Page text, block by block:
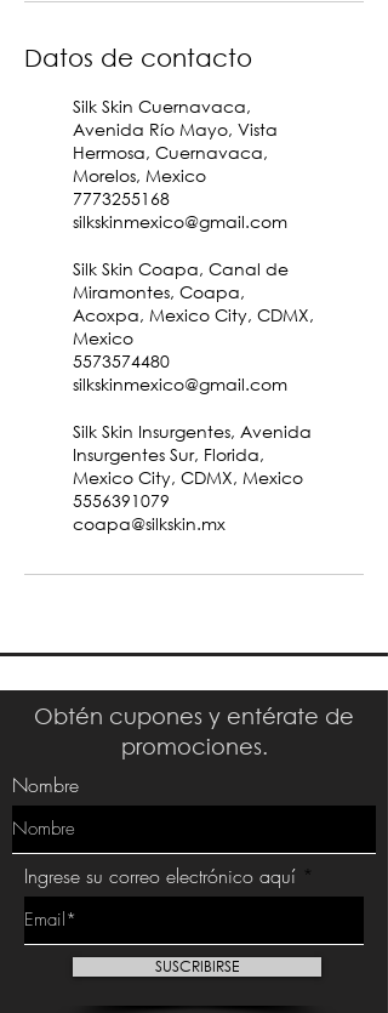
Datos de contacto
Silk Skin Cuernavaca,
Avenida Río Mayo, Vista
Hermosa, Cuernavaca,
Morelos, Mexico
7773255168
silkskinmexico@gmail.com
Silk Skin Coapa, Canal de
Miramontes, Coapa,
Acoxpa, Mexico City, CDMX,
Mexico
5573574480
silkskinmexico@gmail.com
Silk Skin Insurgentes, Avenida
Insurgentes Sur, Florida,
Mexico City, CDMX, Mexico
5556391079
coapa@silkskin.mx
Obtén cupones y entérate de
promociones.
Nombre
Ingrese su correo electrónico aquí
SUSCRIBIRSE